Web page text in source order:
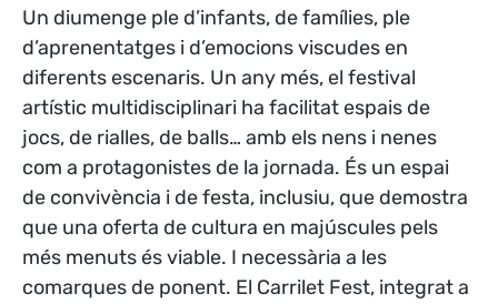
Un diumenge ple d’infants, de famílies, ple
d’aprenentatges i d’emocions viscudes en
diferents escenaris. Un any més, el festival
artístic multidisciplinari ha facilitat espais de
jocs, de rialles, de balls… amb els nens i nenes
com a protagonistes de la jornada. És un espai
de convivència i de festa, inclusiu, que demostra
que una oferta de cultura en majúscules pels
més menuts és viable. I necessària a les
comarques de ponent. El Carrilet Fest, integrat a